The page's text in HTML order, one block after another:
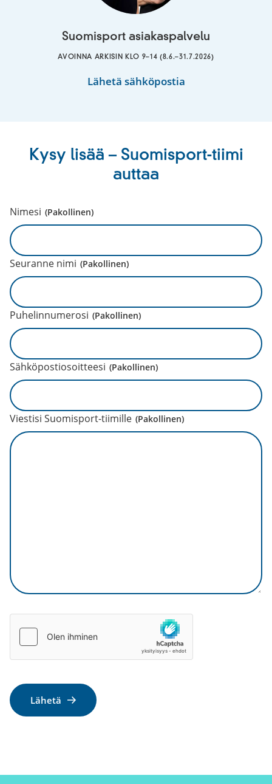
Suomisport asiakaspalvelu
AVOINNA ARKISIN KLO 9–14 (8.6.–31.7.2026)
Lähetä sähköpostiaSuomisport
Kysy lisää – Suomisport-tiimi
auttaa
Nimesi (Pakollinen)
Seuranne nimi (Pakollinen)
Puhelinnumerosi (Pakollinen)
Sähköpostiosoitteesi (Pakollinen)
Viestisi Suomisport-tiimille (Pakollinen)